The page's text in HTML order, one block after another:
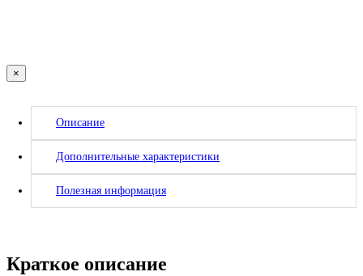
×
Описание
Дополнительные характеристики
Полезная информация
Краткое описание